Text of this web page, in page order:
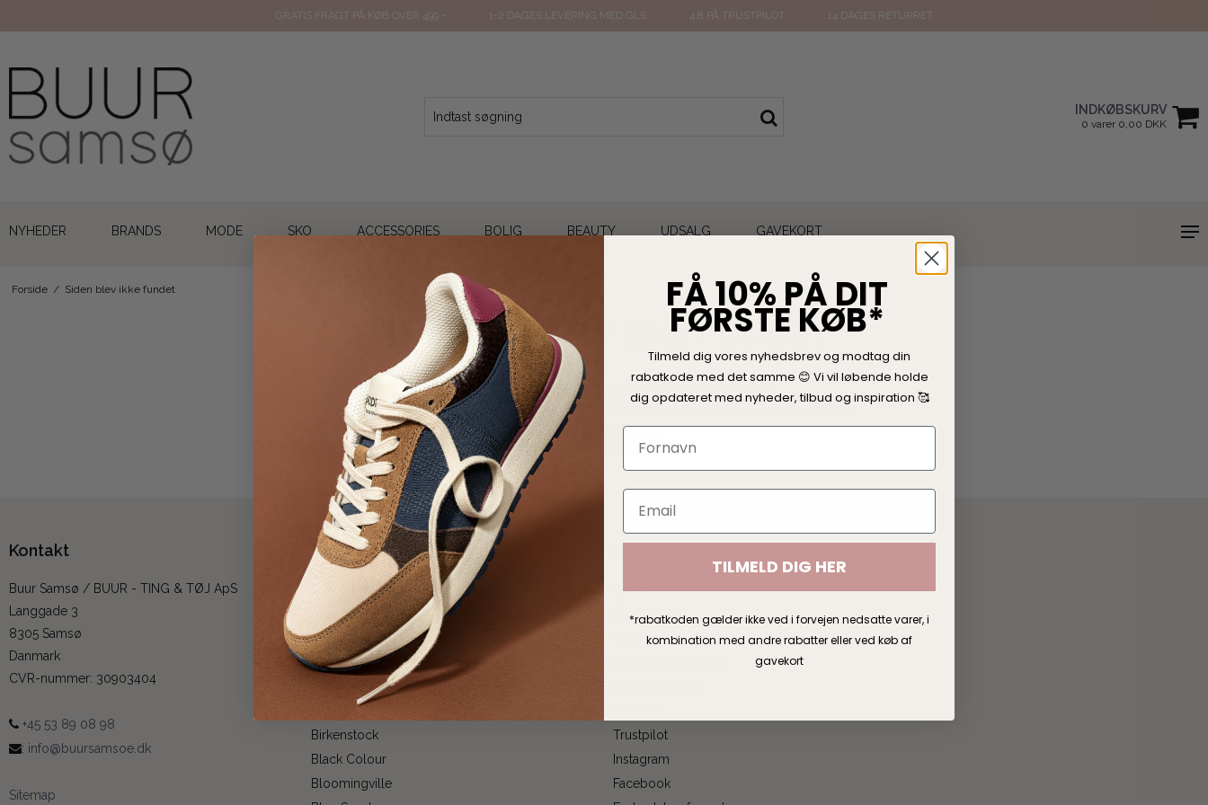
GRATIS FRAGT PÅ KØB OVER 499,- 1-2 DAGES LEVERING MED GLS 4,8 PÅ TRUSTPILOT 14 DAGES RETURRET
INDKØBSKURV
0 varer 0,00 DKK
NYHEDER BRANDS MODE SKO ACCESSORIES BOLIG BEAUTY UDSALG GAVEKORT
Forside / Siden blev ikke fundet
SIDEN BLEV IKKE FUNDET
Den side, som du forsøgte at se, blev desværre ikke fundet.
Fejlen kan skyldes, at siden er blevet slettet, eller at adressen (linket til siden) er forkert.
Kontakt
Buur Samsø / BUUR - TING & TØJ ApS
Langgade 3
8305 Samsø
Danmark
CVR-nummer: 30903404
+45 53 89 08 98
: info@buursamsoe.dk
Sitemap
Mærker
A. Kjærbede
Alura Copenhagen
Angulus
AYU
Ball
Becksöndergaard
Birkenstock
Black Colour
Bloomingville
Om os
Åbningstider
Returportal
Trustpilot
Instagram
Facebook
FÅ 10% PÅ DIT
FØRSTE KØB*
Tilmeld dig vores nyhedsbrev og modtag din
rabatkode med det samme 😊 Vi vil løbende holde
dig opdateret med nyheder, tilbud og inspiration 🥰
TILMELD DIG HER
*rabatkoden gælder ikke ved i forvejen nedsatte varer, i
kombination med andre rabatter eller ved køb af
gavekort